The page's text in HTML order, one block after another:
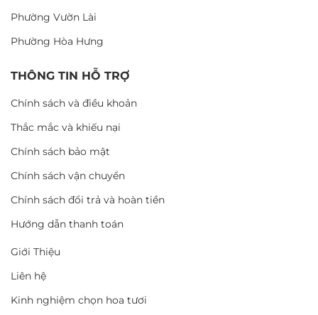
Phường Vườn Lài
Phường Hòa Hưng
THÔNG TIN HỖ TRỢ
Chính sách và điều khoản
Thắc mắc và khiếu nại
Chính sách bảo mật
Chính sách vận chuyển
Chính sách đổi trả và hoàn tiền
Hướng dẫn thanh toán
Giới Thiệu
Liên hệ
Kinh nghiệm chọn hoa tươi